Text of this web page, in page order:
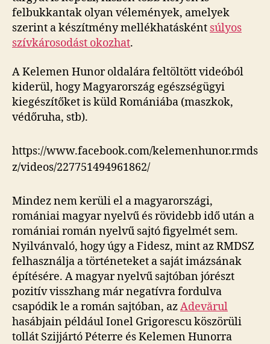
felbukkantak olyan vélemények, amelyek
szerint a készítmény mellékhatásként súlyos
szívkárosodást okozhat.
A Kelemen Hunor oldalára feltöltött videóból
kiderül, hogy Magyarország egészségügyi
kiegészítőket is küld Romániába (maszkok,
védőruha, stb).
https://www.facebook.com/kelemenhunor.rmds
z/videos/227751494961862/
Mindez nem kerüli el a magyarországi,
romániai magyar nyelvű és rövidebb idő után a
romániai román nyelvű sajtó figyelmét sem.
Nyilvánvaló, hogy úgy a Fidesz, mint az RMDSZ
felhasználja a történeteket a saját imázsának
építésére. A magyar nyelvű sajtóban jórészt
pozitív visszhang már negatívra fordulva
csapódik le a román sajtóban, azAdevărul
hasábjain például Ionel Grigorescu köszörüli
tollát Szijjártó Péterre és Kelemen Hunorra